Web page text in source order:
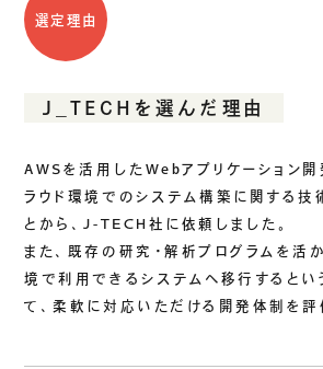
選定理由
J_TECHを選んだ理由
AWSを活用したWebアプリケーション開
ラウド環境でのシステム構築に関する技
とから、J-TECH社に依頼しました。
また、既存の研究・解析プログラムを活
境で利用できるシステムへ移行するとい
て、柔軟に対応いただける開発体制を評